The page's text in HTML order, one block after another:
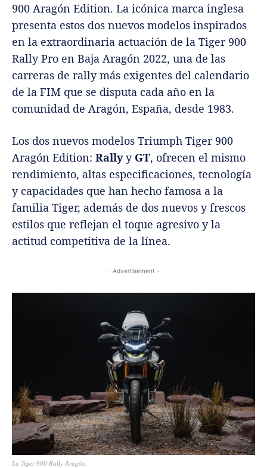
900 Aragón Edition. La icónica marca inglesa
presenta estos dos nuevos modelos inspirados
en la extraordinaria actuación de la Tiger 900
Rally Pro en Baja Aragón 2022, una de las
carreras de rally más exigentes del calendario
de la FIM que se disputa cada año en la
comunidad de Aragón, España, desde 1983.
Los dos nuevos modelos Triumph Tiger 900
Aragón Edition: Rallyy GT, ofrecen el mismo
rendimiento, altas especificaciones, tecnología
y capacidades que han hecho famosa a la
familia Tiger, además de dos nuevos y frescos
estilos que reflejan el toque agresivo y la
actitud competitiva de la línea.
- Advertisement -
La Tiger 900 Rally Aragón.